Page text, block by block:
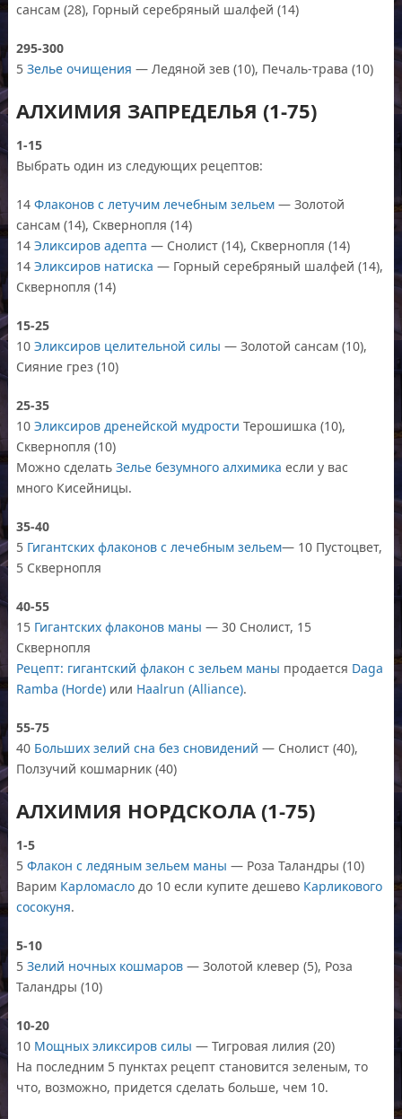
сансам (28), Горный серебряный шалфей (14)
295-300
5Зелье очищения — Ледяной зев (10), Печаль-трава (10)
АЛХИМИЯ ЗАПРЕДЕЛЬЯ (1-75)
1-15
Выбрать один из следующих рецептов:
14Флаконов с летучим лечебным зельем — Золотой
сансам (14), Сквернопля (14)
14Эликсиров адепта — Снолист (14), Сквернопля (14)
14Эликсиров натиска — Горный серебряный шалфей (14),
Сквернопля (14)
15-25
10Эликсиров целительной силы — Золотой сансам (10),
Сияние грез (10)
25-35
10Эликсиров дренейской мудрости Терошишка (10),
Сквернопля (10)
Можно сделатьЗелье безумного алхимика если у вас
много Кисейницы.
35-40
5 Гигантских флаконов с лечебным зельем— 10 Пустоцвет,
5 Сквернопля
40-55
15 Гигантских флаконов маны — 30 Снолист, 15
Сквернопля
Рецепт: гигантский флакон с зельем маны продается Daga
Ramba (Horde) или Haalrun (Alliance).
55-75
40 Больших зелий сна без сновидений — Снолист (40),
Ползучий кошмарник (40)
АЛХИМИЯ НОРДСКОЛА (1-75)
1-5
5Флакон с ледяным зельем маны — Роза Таландры (10)
Варим Карломасло до 10 если купите дешево Карликового
сосокуня.
5-10
5Зелий ночных кошмаров — Золотой клевер (5), Роза
Таландры (10)
10-20
10 Мощных эликсиров силы — Тигровая лилия (20)
На последним 5 пунктах рецепт становится зеленым, то
что, возможно, придется сделать больше, чем 10.